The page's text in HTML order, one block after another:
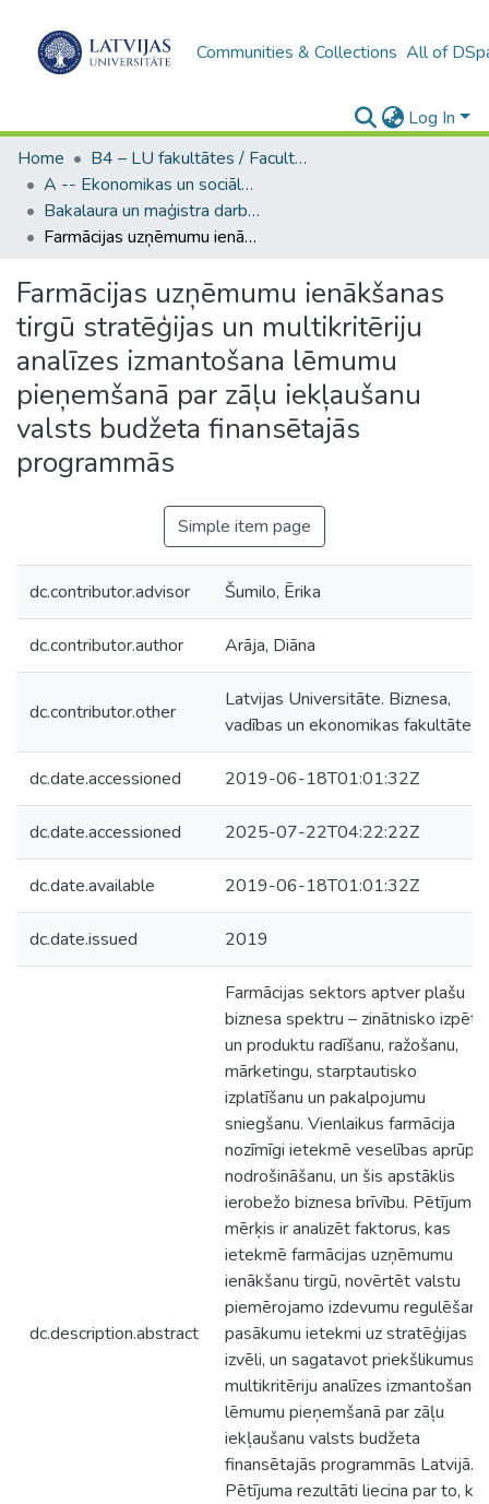
Communities & Collections All of
Log In
Home
B4 – LU fakultātes / Faculties of the UL
A -- Ekonomikas un sociālo zinātņu fakultāte / Faculty of Economics and Social Sciences
Bakalaura un maģistra darbi (ESZF) / Bachelor's and Master's theses
Farmācijas uzņēmumu ienākšanas tirgū stratēģijas un multikritēriju analīzes izmantošana lēmumu pieņemšanā par zāļu iekļaušanu valsts budžeta finansētajās programmās
Farmācijas uzņēmumu ienākšanas
tirgū stratēģijas un multikritēriju
analīzes izmantošana lēmumu
pieņemšanā par zāļu iekļaušanu
valsts budžeta finansētajās
programmās
Simple item page
dc.contributor.advisor Šumilo, Ērika
dc.contributor.author Arāja, Diāna
dc.contributor.other
Latvijas Universitāte. Biznesa,
vadības un ekonomikas fakultāte
dc.date.accessioned 2019-06-18T01:01:32Z
dc.date.accessioned 2025-07-22T04:22:22Z
dc.date.available 2019-06-18T01:01:32Z
dc.date.issued 2019
dc.description.abstract
Farmācijas sektors aptver plašu
biznesa spektru – zinātnisko izpēti
un produktu radīšanu, ražošanu,
mārketingu, starptautisko
izplatīšanu un pakalpojumu
sniegšanu. Vienlaikus farmācija
nozīmīgi ietekmē veselības
nodrošināšanu, un šis apstāklis
ierobežo biznesa brīvību. Pētījuma
mērķis ir analizēt faktorus, kas
ietekmē farmācijas uzņēmumu
ienākšanu tirgū, novērtēt valstu
piemērojamo izdevumu
pasākumu ietekmi uz stratēģijas
izvēli, un sagatavot priekšlikumus
multikritēriju analīzes izmantošanai
lēmumu pieņemšanā par zāļu
iekļaušanu valsts budžeta
finansētajās programmās Latvijā.
Pētījuma rezultāti liecina par to, ka